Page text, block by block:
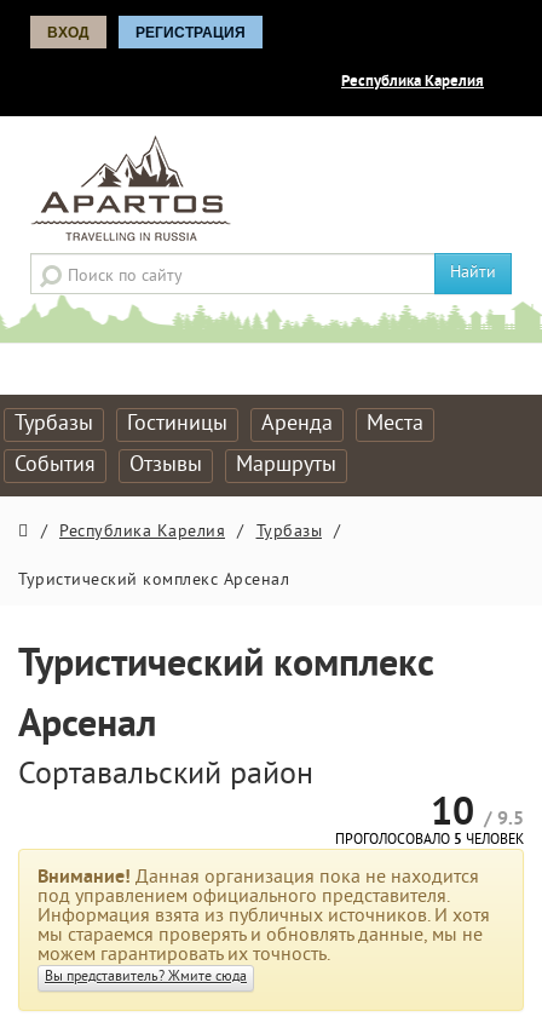
ВХОД РЕГИСТРАЦИЯ
Республика Карелия
Найти
Турбазы Гостиницы Аренда
Места
События
Отзывы Маршруты
/ Республика Карелия / Турбазы /
Туристический комплекс Арсенал
Туристический комплекс
Арсенал
Сортавальский район
10 / 9.5
ПРОГОЛОСОВАЛО 5 ЧЕЛОВЕК
Внимание! Данная организация пока не находится
под управлением официального представителя.
Информация взята из публичных источников. И хотя
мы стараемся проверять и обновлять данные, мы не
можем гарантировать их точность.
Вы представитель? Жмите сюда